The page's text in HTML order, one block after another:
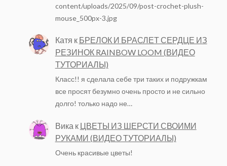
content/uploads/2025/09/post-crochet-plush-
mouse_500px-3.jpg
Катя к БРЕЛОК И БРАСЛЕТ СЕРДЦЕ ИЗ
РЕЗИНОК RAINBOW LOOM (ВИДЕО
ТУТОРИАЛЫ)
Класс!! я сделала себе три таких и подружкам
все просят безумно очень просто и не сильно
долго! только надо не…
Вика к ЦВЕТЫ ИЗ ШЕРСТИ СВОИМИ
РУКАМИ (ВИДЕО ТУТОРИАЛЫ)
Очень красивые цветы!